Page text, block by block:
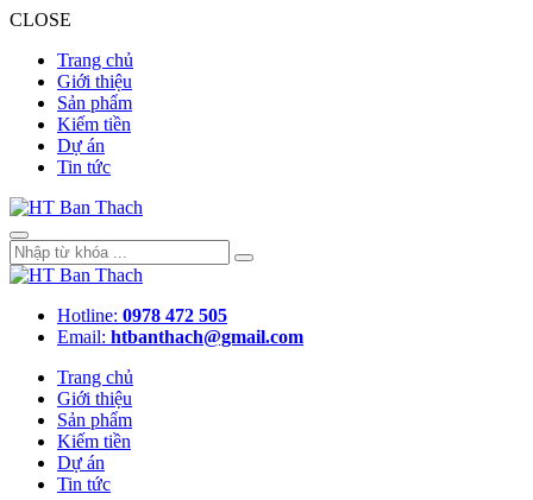
CLOSE
Trang chủ
Giới thiệu
Sản phẩm
Kiếm tiền
Dự án
Tin tức
Hotline: 0978 472 505
Email: htbanthach@gmail.com
Trang chủ
Giới thiệu
Sản phẩm
Kiếm tiền
Dự án
Tin tức